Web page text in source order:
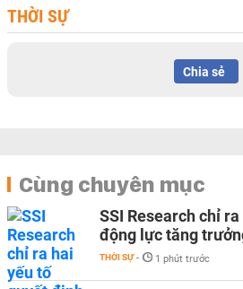
THỜI SỰ
Chia sẻ
Cùng chuyên mục
SSI Research chỉ
động lực tăng
THỜI SỰ - 1 phút trước